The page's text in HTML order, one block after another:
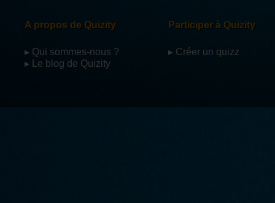
A propos de Quizity
▸ Qui sommes-nous ?
▸ Le blog de Quizity
Participer à Quizity
▸ Créer un quizz